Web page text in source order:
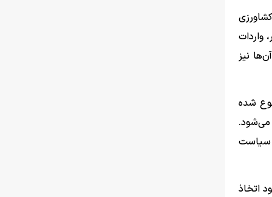
به خبر ممنوعیت واردات ۴۰ قلم کالای کشاورزی
واردات
نیز
شده
می‌شود.
سیاست
اتخاذ